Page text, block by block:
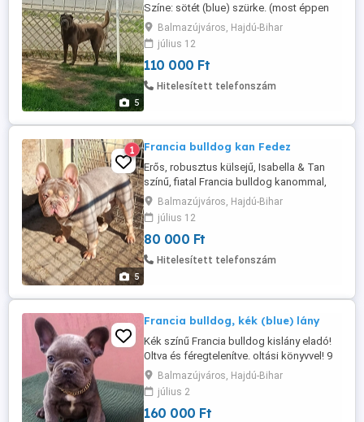
5
Színe: sötét (blue) szürke. (most éppen
vedlik) Oltott, chippelt kutyus, oltási
könyvvel! Törzskönyve nincs! Csak az
udvaron érzi jól magát, kennelben nem!
Nyugodt, csendes, játékos kutya, más
kutyákkal kijön! Ár: 110000Ft. Csak jó
Balmazújváros, Hajdú-Bihar
július 12
110 000 Ft
Hitelesített telefonszám
5
1 Francia bulldog kan Fedez
Erős, robusztus külsejű, Isabella & Tan
színű, fiatal Francia bulldog kanommal,
fedeztetést vállalunk! A kutya csak
mesterséges úton fedez! (előre
egyeztetés, telefonon) Fedezési díj:
80000Ft. Helyileg: Hajdú-B. megye.
Balmazújváros, Hajdú-Bihar
július 12
80 000 Ft
Hitelesített telefonszám
Francia bulldog, kék (blue) lány
Kék színű Francia bulldog kislány eladó!
Oltva és féregtelenítve. oltási könyvvel! 9
hetes múlt, mindenevő! Várhatóan kisebb
termetű lesz! Törzskönyve nem lesz a
kutyusnak! Ár: 160000Ft. A kutya
chippezése, a leendő gazdival előzetesen
Balmazújváros, Hajdú-Bihar
július 2
160 000 Ft